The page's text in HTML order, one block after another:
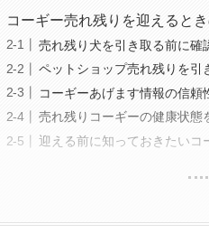
コーギー売れ残りを迎えると
売れ残り犬を引き取る前に確
ペットショップ売れ残りを引
コーギーあげます情報の信頼
売れ残りコーギーの健康状態
迎える前に知っておきたいコ